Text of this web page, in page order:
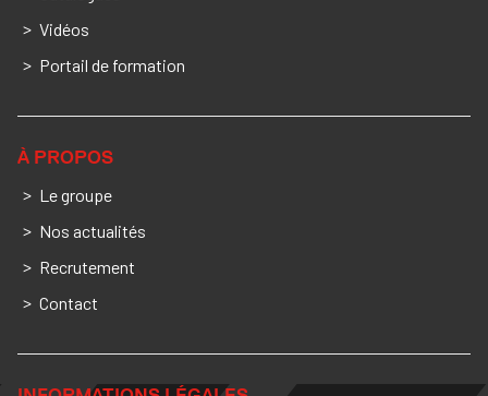
Vidéos
Portail de formation
À PROPOS
Le groupe
Nos actualités
Recrutement
Contact